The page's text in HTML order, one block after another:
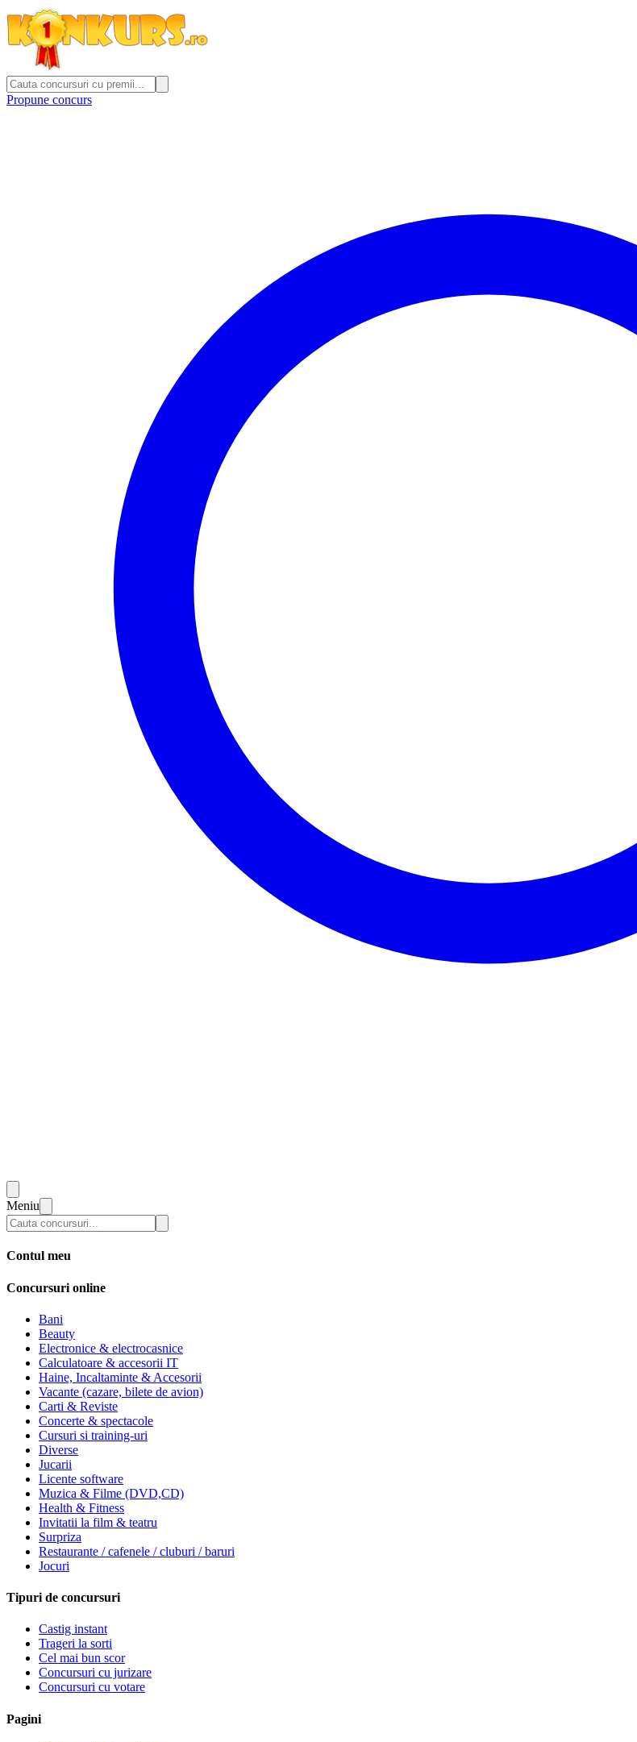
Propune concurs
Meniu
Contul meu
Concursuri online
Bani
Beauty
Electronice & electrocasnice
Calculatoare & accesorii IT
Haine, Incaltaminte & Accesorii
Vacante (cazare, bilete de avion)
Carti & Reviste
Concerte & spectacole
Cursuri si training-uri
Diverse
Jucarii
Licente software
Muzica & Filme (DVD,CD)
Health & Fitness
Invitatii la film & teatru
Surpriza
Restaurante / cafenele / cluburi / baruri
Jocuri
Tipuri de concursuri
Castig instant
Trageri la sorti
Cel mai bun scor
Concursuri cu jurizare
Concursuri cu votare
Pagini